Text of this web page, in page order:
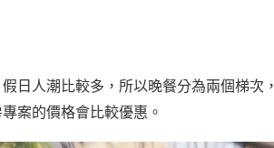
假日人潮比較多，所以晚餐分為兩個梯次，
案的價格會比較優惠。